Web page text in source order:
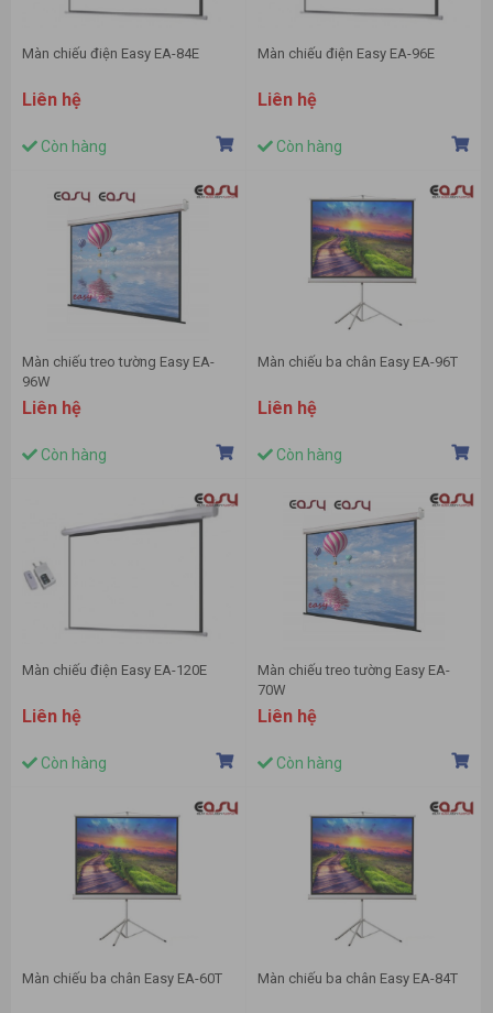
Màn chiếu điện Easy EA-84E
Liên hệ
Còn hàng
Màn chiếu điện Easy EA-96E
Liên hệ
Còn hàng
Màn chiếu treo tường Easy EA-
96W
Liên hệ
Còn hàng
Màn chiếu ba chân Easy EA-96T
Liên hệ
Còn hàng
Màn chiếu điện Easy EA-120E
Liên hệ
Còn hàng
Màn chiếu treo tường Easy EA-
70W
Liên hệ
Còn hàng
Màn chiếu ba chân Easy EA-60T Màn chiếu ba chân Easy EA-84T